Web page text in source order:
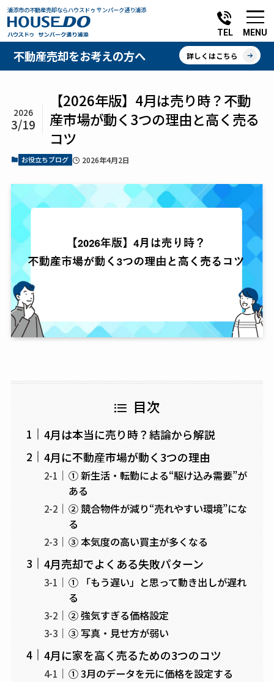
浦添市の不動産売却ならハウスドゥ サンパーク通り浦添
TEL
不動産売却をお考えの方へ 詳しくはこちら
MENU
【2026年版】4月は売り時？不動
産市場が動く3つの理由と高く売る
コツ
2026
3/19
お役立ちブログ 2026年4月2日
目次
4月は本当に売り時？結論から解説
4月に不動産市場が動く3つの理由
① 新生活・転勤による“駆け込み需要”が
ある
② 競合物件が減り“売れやすい環境”にな
る
③ 本気度の高い買主が多くなる
4月売却でよくある失敗パターン
① 「もう遅い」と思って動き出しが遅れ
る
② 強気すぎる価格設定
③ 写真・見せ方が弱い
4月に家を高く売るための3つのコツ
① 3月のデータを元に価格を設定する